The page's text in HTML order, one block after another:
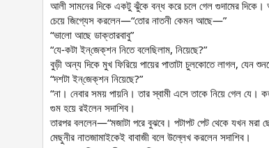
আলী সামনের দিকে একটু ঝুঁকে বন্ধ করে চলে গেল গুদামের দিকে।
চেয়ে জিগ্যেস করলেন—“তোর নাতনী কেমন আছে—”
“ভালো আছে ডাক্তারবাবু”
“যে-কটা ইন্‌জেক্‌শন নিতে বলেছিলাম, নিয়েছে?”
বুড়ী অন্য দিকে মুখ ফিরিয়ে পায়ের পাতাটা চুলকোতে লাগল, যেন
“দশটা ইন্‌জেক্‌শন নিয়েছে?”
“না। নেবার সময় পায়নি। তার স্বামী এসে তাকে নিয়ে গেল
গুম হয়ে রইলেন সদাশিব।
তারপর বললেন—“মজাটা পরে বুঝবে। পটাপট পেট থেকে যখন মরা
মেছুনীর নাতজামাইকেই বাবাজী বলে উল্লেখ করলেন সদাশিব।